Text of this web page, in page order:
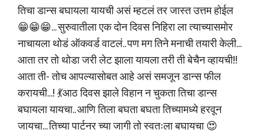
तिचा डान्स बघायला यायची असं म्हटलं तर जास्त उत्तम होईल
😁😁😁... सुरुवातीला एक दोन दिवस निहिरा ला त्याच्यासमोर
नाचायला थोडं ऑकवर्ड वाटलं.. पण मग तिने मनाची तयारी केली...
आता तर तो थोडा जरी लेट झाला यायला तरी ती बेचैन व्हायची!!
आता ती- तोच आपल्यासोबत आहे असं समजून डान्स फील
करायची...! 💃आठ दिवस झाले विहान न चुकता तिचा डान्स
बघायला यायचा.. आणि तिला बघता बघता तिच्यामध्ये हरवून
जायचा... तिच्या पार्टनर च्या जागी तो स्वतःला बघायचा 😍